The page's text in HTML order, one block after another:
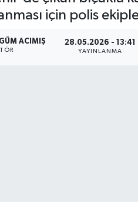
için polis
ACIMIŞ 28.05.2026 - 13:41
YAYINLANMA